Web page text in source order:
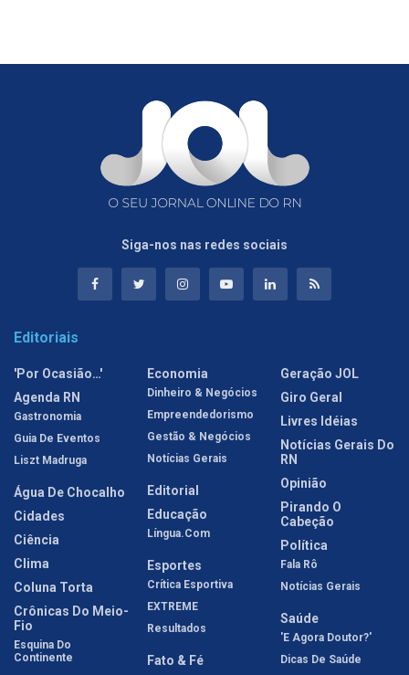
Siga-nos nas redes sociais
Editoriais
'Por Ocasião…'
Agenda RN
Gastronomia
Guia De Eventos
Liszt Madruga
Água De Chocalho
Cidades
Ciência
Clima
Coluna Torta
Crônicas Do Meio-
Fio
Esquina Do
Continente
Economia
Dinheiro & Negócios
Empreendedorismo
Gestão & Negócios
Notícias Gerais
Editorial
Educação
Língua.com
Esportes
Crítica Esportiva
EXTREME
Resultados
Fato & Fé
Geração JOL
Giro Geral
Livres Idéias
Notícias Gerais Do
RN
Opinião
Pirando O
Cabeção
Política
Fala Rô
Notícias Gerais
Saúde
'E Agora Doutor?'
Dicas De Saúde